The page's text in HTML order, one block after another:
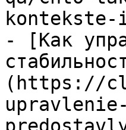
- [Как
(https://